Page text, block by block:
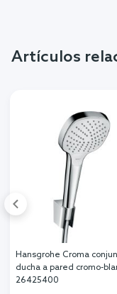
Artículos
Hansgrohe Croma
ducha a pared cromo-
26425400